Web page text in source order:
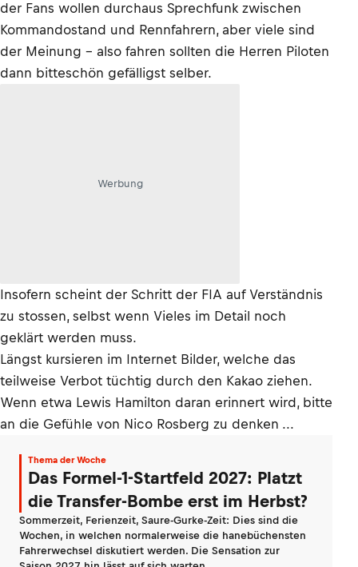
der Fans wollen durchaus Sprechfunk zwischen
Kommandostand und Rennfahrern, aber viele sind
der Meinung – also fahren sollten die Herren Piloten
dann bitteschön gefälligst selber.
Werbung
Insofern scheint der Schritt der FIA auf Verständnis
zu stossen, selbst wenn Vieles im Detail noch
geklärt werden muss.
Längst kursieren im Internet Bilder, welche das
teilweise Verbot tüchtig durch den Kakao ziehen.
Wenn etwa Lewis Hamilton daran erinnert wird, bitte
an die Gefühle von Nico Rosberg zu denken ...
Thema der Woche
Das Formel-1-Startfeld 2027: Platzt
die Transfer-Bombe erst im Herbst?
Sommerzeit, Ferienzeit, Saure-Gurke-Zeit: Dies sind die
Wochen, in welchen normalerweise die hanebüchensten
Fahrerwechsel diskutiert werden. Die Sensation zur